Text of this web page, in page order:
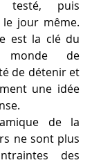
testé, puis
jour même.
est la clé du
de
de détenir et
une idée
de la
ne sont plus
des